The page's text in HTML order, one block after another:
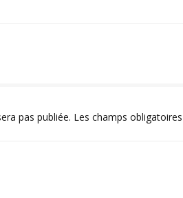
pas publiée. Les champs